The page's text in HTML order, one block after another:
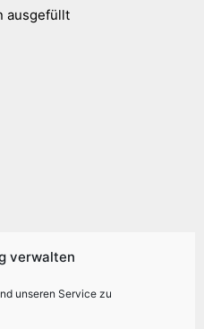
verwalten
unseren Service zu
ausgefüllt